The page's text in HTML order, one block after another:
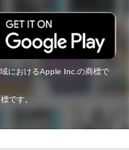
におけるApple Inc.の商標で
です。